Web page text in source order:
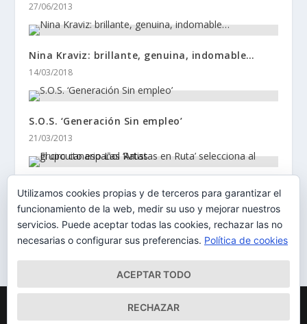
27/06/2013
Nina Kraviz: brillante, genuina, indomable…
14/03/2018
S.O.S. ‘Generación Sin empleo’
21/03/2013
El circuito español ‘Artistas en Ruta’ selecciona
al grupo canario Las Ratas
14/04/2017
Elegant Themes| Desarrollado por
Utilizamos cookies propias y de terceros para garantizar el
funcionamiento de la web, medir su uso y mejorar nuestros
servicios. Puede aceptar todas las cookies, rechazar las no
necesarias o configurar sus preferencias. Política de cookies
ACEPTAR TODO
RECHAZAR